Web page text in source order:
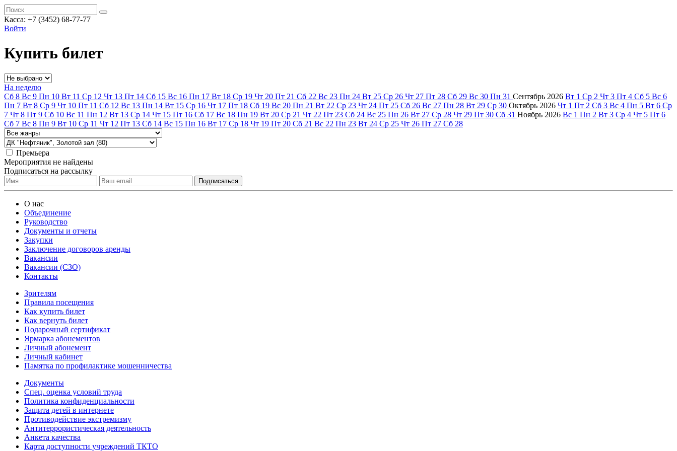
Касса: +7 (3452) 68-77-77
Войти
Купить билет
На неделю
Сб 8 Вс 9 Пн 10 Вт 11 Ср 12 Чт 13 Пт 14 Сб 15 Вс 16 Пн 17 Вт 18 Ср 19 Чт 20 Пт 21 Сб 22 Вс 23 Пн 24 Вт 25 Ср 26 Чт 27 Пт 28 Сб 29 Вс 30 Пн 31 Сентябрь 2026 Вт 1 Ср 2 Чт 3 Пт 4 Сб 5 Вс 6
Пн 7 Вт 8 Ср 9 Чт 10 Пт 11 Сб 12 Вс 13 Пн 14 Вт 15 Ср 16 Чт 17 Пт 18 Сб 19 Вс 20 Пн 21 Вт 22 Ср 23 Чт 24 Пт 25 Сб 26 Вс 27 Пн 28 Вт 29 Ср 30 Октябрь 2026 Чт 1 Пт 2 Сб 3 Вс 4 Пн 5 Вт 6 Ср
7 Чт 8 Пт 9 Сб 10 Вс 11 Пн 12 Вт 13 Ср 14 Чт 15 Пт 16 Сб 17 Вс 18 Пн 19 Вт 20 Ср 21 Чт 22 Пт 23 Сб 24 Вс 25 Пн 26 Вт 27 Ср 28 Чт 29 Пт 30 Сб 31 Ноябрь 2026 Вс 1 Пн 2 Вт 3 Ср 4 Чт 5 Пт 6
Сб 7 Вс 8 Пн 9 Вт 10 Ср 11 Чт 12 Пт 13 Сб 14 Вс 15 Пн 16 Вт 17 Ср 18 Чт 19 Пт 20 Сб 21 Вс 22 Пн 23 Вт 24 Ср 25 Чт 26 Пт 27 Сб 28
Премьера
Мероприятия не найдены
Подписаться на рассылку
О нас
Объединение
Руководство
Документы и отчеты
Закупки
Заключение договоров аренды
Вакансии
Вакансии (СЗО)
Контакты
Зрителям
Правила посещения
Как купить билет
Как вернуть билет
Подарочный сертификат
Ярмарка абонементов
Личный абонемент
Личный кабинет
Памятка по профилактике мошенничества
Документы
Спец. оценка условий труда
Политика конфиденциальности
Защита детей в интернете
Противодействие экстремизму
Антитеррористическая деятельность
Анкета качества
Карта доступности учреждений ТКТО